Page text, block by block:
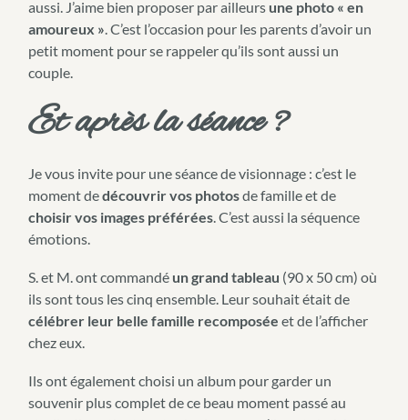
aussi. J’aime bien proposer par ailleurs une photo « en
amoureux ». C’est l’occasion pour les parents d’avoir un
petit moment pour se rappeler qu’ils sont aussi un
couple.
Et après la séance ?
Je vous invite pour une séance de visionnage : c’est le
moment dedécouvrir vos photosde famille et de
choisir vos images préférées. C’est aussi la séquence
émotions.
S. et M. ont commandé un grand tableau (90 x 50 cm) où
ils sont tous les cinq ensemble. Leur souhait était de
célébrer leur belle famille recomposée et de l’afficher
chez eux.
Ils ont également choisi un album pour garder un
souvenir plus complet de ce beau moment passé au